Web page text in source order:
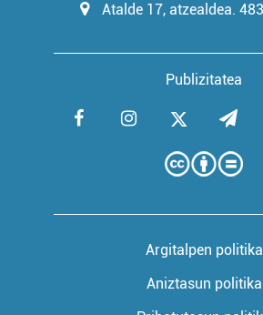
Publizitatea
Atalde 17, atzealdea.
Argitalpen politika
Aniztasun politika